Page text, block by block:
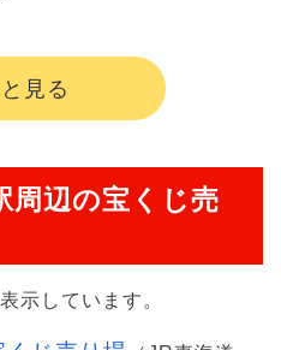
見る
周辺の宝くじ売
示しています。